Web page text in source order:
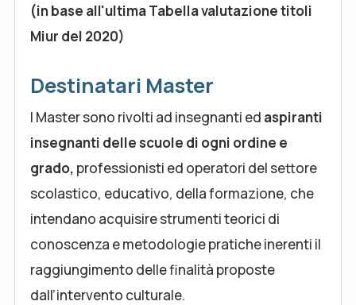
(in base all'ultima Tabella valutazione titoli
Miur del 2020)
Destinatari Master
I Master sono rivolti ad insegnanti ed aspiranti
insegnanti delle scuole di ogni ordine e
grado, professionisti ed operatori del settore
scolastico, educativo, della formazione, che
intendano acquisire strumenti teorici di
conoscenza e metodologie pratiche inerenti il
raggiungimento delle finalità proposte
dall’intervento culturale.